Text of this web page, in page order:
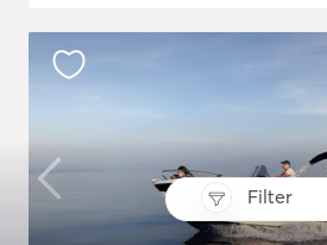
Filter